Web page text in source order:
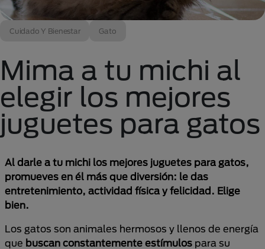
Cuidado Y Bienestar Gato
Mima a tu michi al
elegir los mejores
juguetes para gatos
Al darle a tu michi los mejores juguetes para gatos,
promueves en él más que diversión: le das
entretenimiento, actividad física y felicidad. Elige
bien.
Los gatos son animales hermosos y llenos de energía
que buscan constantemente estímulos para su